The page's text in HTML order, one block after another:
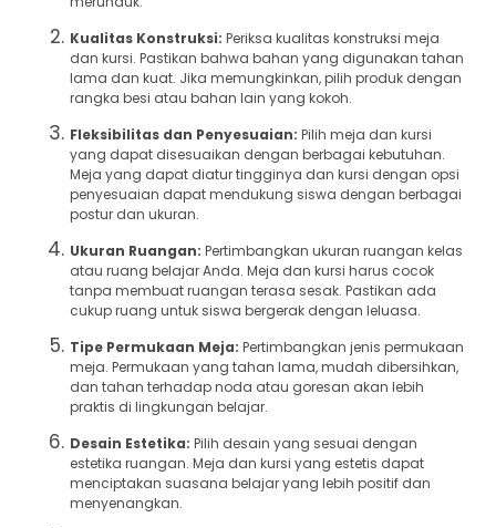
Kualitas Konstruksi: Periksa kualitas konstruksi meja
dan kursi. Pastikan bahwa bahan yang digunakan tahan
lama dan kuat. Jika memungkinkan, pilih produk dengan
rangka besi atau bahan lain yang kokoh.
Fleksibilitas dan Penyesuaian: Pilih meja dan kursi
yang dapat disesuaikan dengan berbagai kebutuhan.
Meja yang dapat diatur tingginya dan kursi dengan opsi
penyesuaian dapat mendukung siswa dengan berbagai
postur dan ukuran.
Ukuran Ruangan: Pertimbangkan ukuran ruangan kelas
atau ruang belajar Anda. Meja dan kursi harus cocok
tanpa membuat ruangan terasa sesak. Pastikan ada
cukup ruang untuk siswa bergerak dengan leluasa.
Tipe Permukaan Meja: Pertimbangkan jenis permukaan
meja. Permukaan yang tahan lama, mudah dibersihkan,
dan tahan terhadap noda atau goresan akan lebih
praktis di lingkungan belajar.
Desain Estetika: Pilih desain yang sesuai dengan
estetika ruangan. Meja dan kursi yang estetis dapat
menciptakan suasana belajar yang lebih positif dan
menyenangkan.